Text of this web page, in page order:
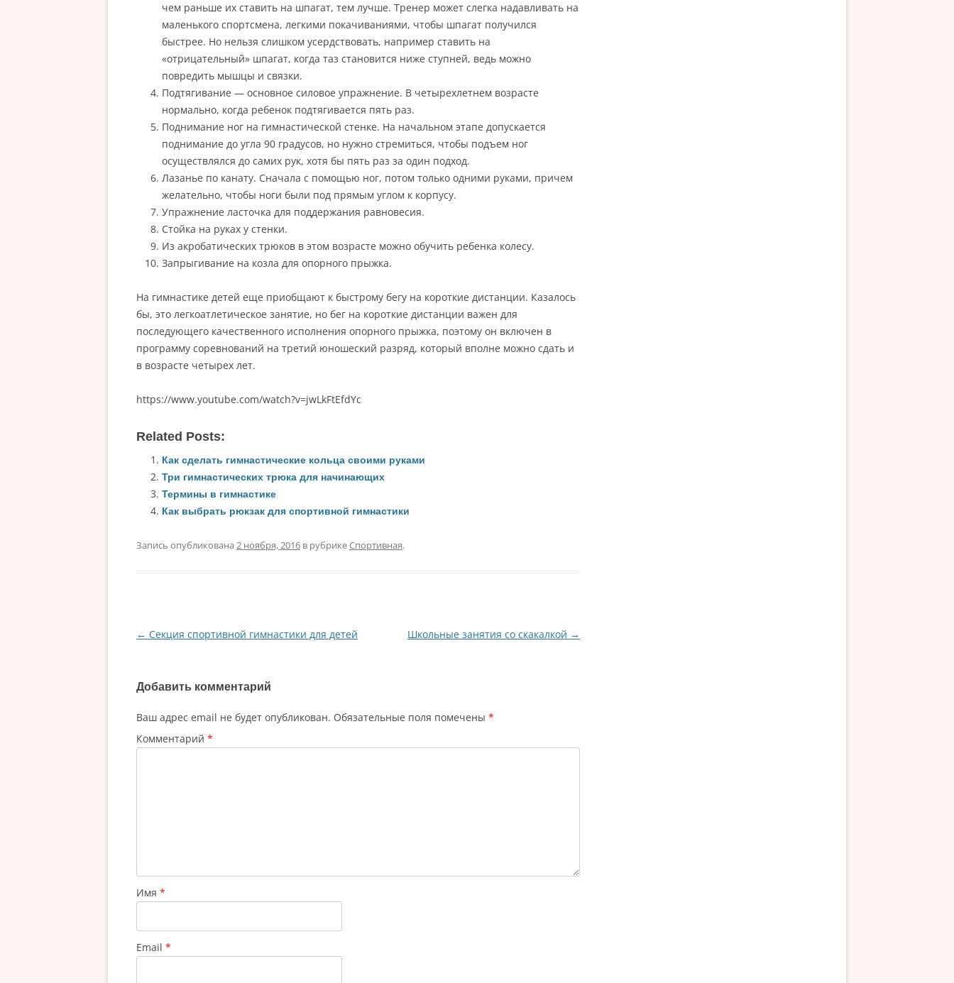
чем раньше их ставить на шпагат, тем лучше. Тренер может слегка надавливать на
маленького спортсмена, легкими покачиваниями, чтобы шпагат получился
быстрее. Но нельзя слишком усердствовать, например ставить на
«отрицательный» шпагат, когда таз становится ниже ступней, ведь можно
повредить мышцы и связки.
Подтягивание — основное силовое упражнение. В четырехлетнем возрасте
нормально, когда ребенок подтягивается пять раз.
Поднимание ног на гимнастической стенке. На начальном этапе допускается
поднимание до угла 90 градусов, но нужно стремиться, чтобы подъем ног
осуществлялся до самих рук, хотя бы пять раз за один подход.
Лазанье по канату. Сначала с помощью ног, потом только одними руками, причем
желательно, чтобы ноги были под прямым углом к корпусу.
Упражнение ласточка для поддержания равновесия.
Стойка на руках у стенки.
Из акробатических трюков в этом возрасте можно обучить ребенка колесу.
Запрыгивание на козла для опорного прыжка.
На гимнастике детей еще приобщают к быстрому бегу на короткие дистанции. Казалось
бы, это легкоатлетическое занятие, но бег на короткие дистанции важен для
последующего качественного исполнения опорного прыжка, поэтому он включен в
программу соревнований на третий юношеский разряд, который вполне можно сдать и
в возрасте четырех лет.
https://www.youtube.com/watch?v=jwLkFtEfdYc
Related Posts:
Как сделать гимнастические кольца своими руками
Три гимнастических трюка для начинающих
Термины в гимнастике
Как выбрать рюкзак для спортивной гимнастики
Запись опубликована 2 ноября, 2016 в рубрикеСпортивная.
Навигация
← Секция спортивной гимнастики для детей Школьные занятия со скакалкой →
Добавить комментарий
Ваш адрес email не будет опубликован. Обязательные поля помечены *
Комментарий *
Имя *
Email *